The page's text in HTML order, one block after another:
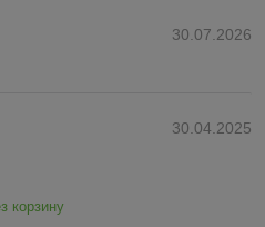
30.07.2026
30.04.2025
корзину